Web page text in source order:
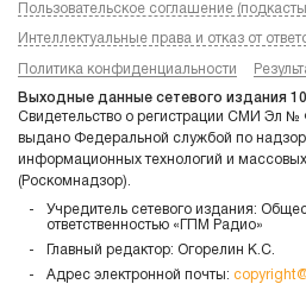
Пользовательское соглашение
Интеллектуальные права и отказ от
Политика конфиденциальности
Выходные данные сетевого издания
Свидетельство о регистрации СМИ Эл №
выдано Федеральной службой по
информационных технологий и
(Роскомнадзор).
Учредитель сетевого издания:
ответственностью «ГПМ Радио»
Главный редактор: Огорелин К.С.
Адрес электронной почты: